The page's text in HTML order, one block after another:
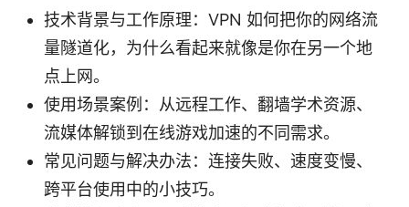
技术背景与工作原理：VPN 如何把你的网络流
量隧道化，为什么看起来就像是你在另一个地
点上网。
使用场景案例：从远程工作、翻墙学术资源、
流媒体解锁到在线游戏加速的不同需求。
常见问题与解决办法：连接失败、速度变慢、
跨平台使用中的小技巧。